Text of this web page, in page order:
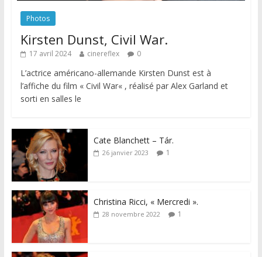
Photos
Kirsten Dunst, Civil War.
17 avril 2024 cinereflex 0
L’actrice américano-allemande Kirsten Dunst est à
l’affiche du film « Civil War« , réalisé par Alex Garland et
sorti en salles le
Cate Blanchett – Tár.
26 janvier 2023 1
Christina Ricci, « Mercredi ».
28 novembre 2022 1